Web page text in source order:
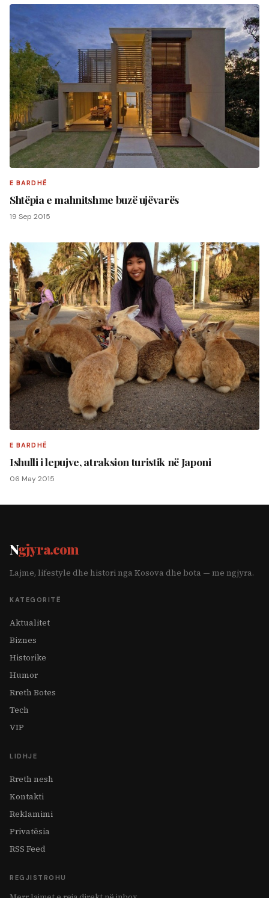
E BARDHË
Shtëpia e mahnitshme buzë ujëvarës
19 Sep 2015
E BARDHË
Ishulli i lepujve, atraksion turistik në Japoni
06 May 2015
Ngjyra.com
Lajme, lifestyle dhe histori nga Kosova dhe bota — me ngjyra.
KATEGORITË
Aktualitet
Biznes
Historike
Humor
Rreth Botes
Tech
VIP
LIDHJE
Rreth nesh
Kontakti
Reklamimi
Privatësia
RSS Feed
REGJISTROHU